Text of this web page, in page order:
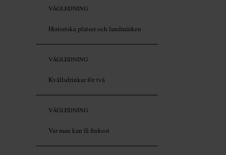
VÄGLEDNING
Historiska platser och landmärken
VÄGLEDNING
Kvällsdrinkar för två
VÄGLEDNING
Var man kan få frukost